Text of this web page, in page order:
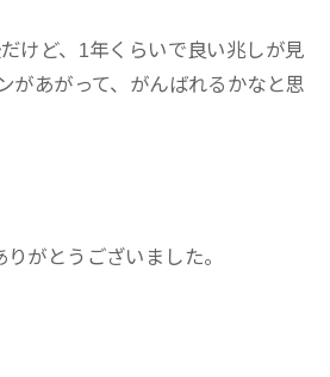
けど、1年くらいで良い兆しが見
があがって、がんばれるかなと思
がとうございました。